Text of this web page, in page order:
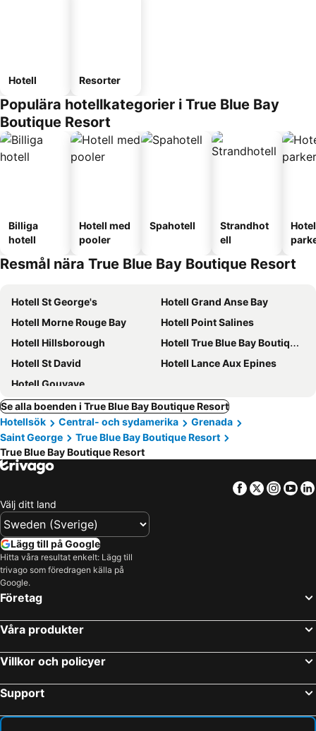
Hotell Resorter
Populära hotellkategorier i True Blue Bay
Boutique Resort
Billiga
hotell
Hotell med
pooler
Spahotell
Strandhot
ell
Resmål nära True Blue Bay Boutique Resort
Hotell St George's
Hotell Grand Anse Bay
Hotell Morne Rouge Bay
Hotell Point Salines
Hotell Hillsborough
Hotell True Blue Bay Boutique Resort
Hotell St David
Hotell Lance Aux Epines
Hotell Gouyave
Se alla boenden i True Blue Bay Boutique Resort
Hotellsök
Central- och sydamerika
Grenada
Saint George
True Blue Bay Boutique Resort
True Blue Bay Boutique Resort
Facebook
Twitter
Välj ditt land
Lägg till på Google
Hitta våra resultat enkelt: Lägg till
trivago som föredragen källa på
Google.
Företag
Våra produkter
Villkor och policyer
Support